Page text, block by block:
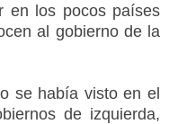
en los pocos países
al gobierno de la
se había visto en el
de izquierda,